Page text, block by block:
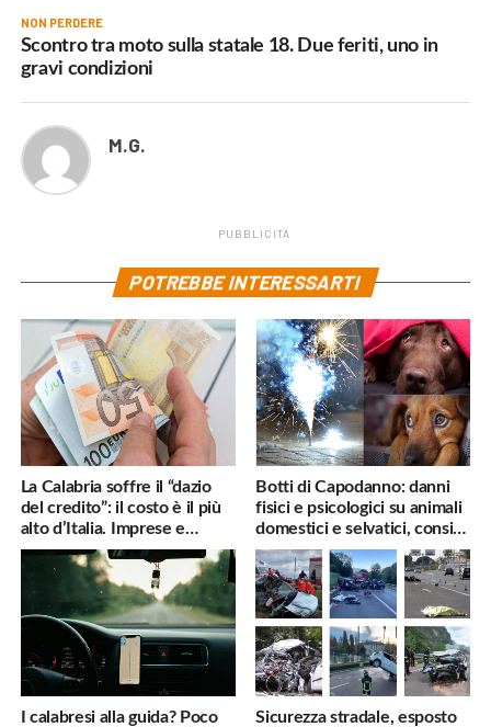
NON PERDERE
Scontro tra moto sulla statale 18. Due feriti, uno in
gravi condizioni
M.G.
PUBBLICITÀ
POTREBBE INTERESSARTI
La Calabria soffre il “dazio
del credito”: il costo è il più
alto d’Italia. Imprese e
famiglie penalizzate
Botti di Capodanno: danni
fisici e psicologici su animali
domestici e selvatici, consigli
utili
I calabresi alla guida? Poco
Sicurezza stradale, esposto